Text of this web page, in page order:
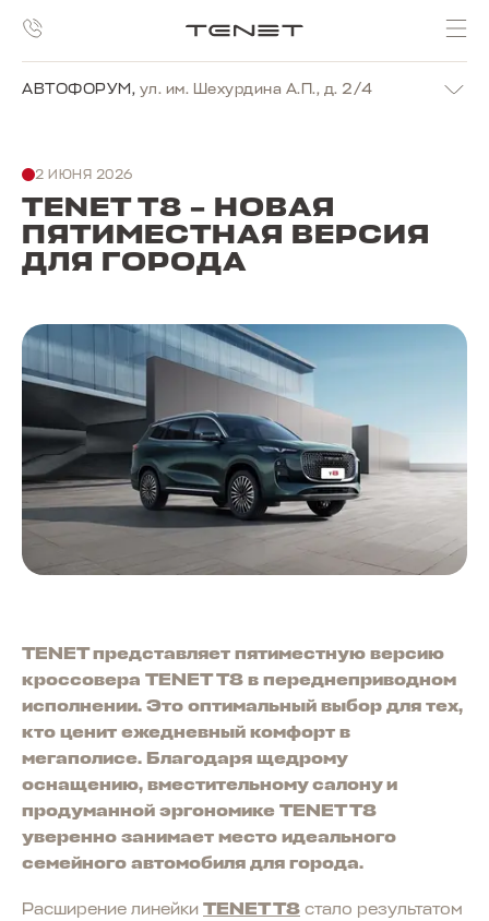
АВТОФОРУМ, ул. им. Шехурдина А.П., д. 2/4
2 ИЮНЯ 2026
TENET T8 – НОВАЯ
ПЯТИМЕСТНАЯ ВЕРСИЯ
ДЛЯ ГОРОДА
TENET представляет пятиместную версию
кроссовера TENET Т8 в переднеприводном
исполнении. Это оптимальный выбор для тех,
кто ценит ежедневный комфорт в
мегаполисе. Благодаря щедрому
оснащению, вместительному салону и
продуманной эргономике TENET T8
уверенно занимает место идеального
семейного автомобиля для города.
Расширение линейки TENET T8 стало результатом